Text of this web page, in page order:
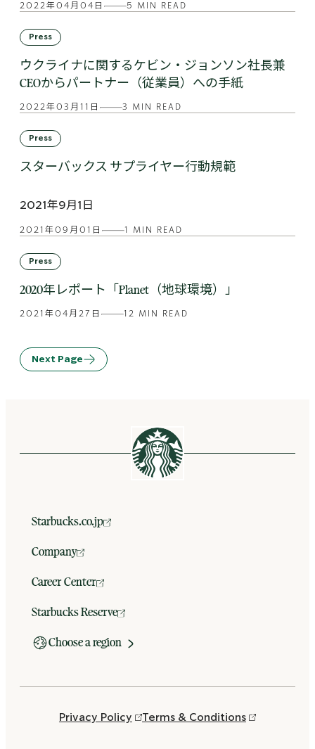
2022年04月04日 5 MIN READ
Press
ウクライナに関するケビン・ジョンソン社長兼
CEOからパートナー（従業員）への手紙
2022年03月11日 3 MIN READ
Press
スターバックス サプライヤー行動規範
2021年9月1日
2021年09月01日 1 MIN READ
Press
2020年レポート「Planet（地球環境）」
2021年04月27日 12 MIN READ
Next Page
Starbucks.co.jp
Company
Career Center
Starbucks Reserve
Choose a region
Privacy Policy Terms & Conditions